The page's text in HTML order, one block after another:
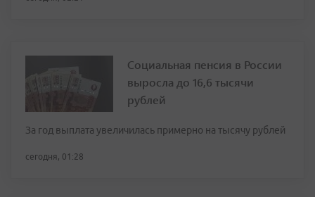
Социальная пенсия в России
выросла до 16,6 тысячи
рублей
За год выплата увеличилась примерно на тысячу рублей
сегодня, 01:28